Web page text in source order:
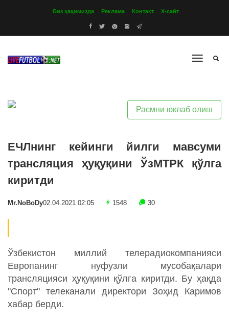
Биз ҳақимизда Реклама Контакт Х-сайт
Расмни юклаб олиш
ЕЧЛнинг кейинги йилги мавсуми
трансляция ҳуқуқини ЎзМТРК қўлга
киритди
Mr.NoBoDy02.04.2021 02:05 1548 30
Ўзбекистон миллий телерадиокомпанияси
Европанинг нуфузли мусобақалари
трансляцияси ҳуқуқини қўлга киритди. Бу ҳақда
"Спорт" телеканали директори Зоҳид Каримов
хабар берди.